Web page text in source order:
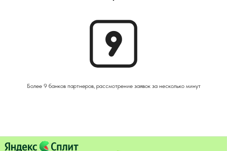
Более 9 банков партнеров, рассмотрение заявок за несколько минут